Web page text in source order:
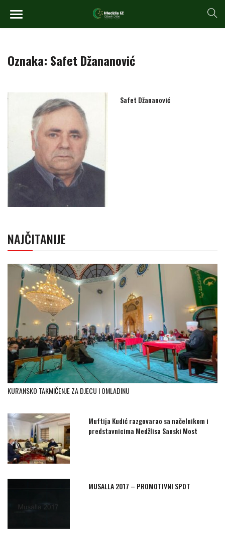
Oznaka: Safet Džananović
Safet Džananović
NAJČITANIJE
KUR'ANSKO TAKMIČENJE ZA DJECU I OMLADINU
Muftija Kudić razgovarao sa načelnikom i
predstavnicima Medžlisa Sanski Most
MUSALLA 2017 – PROMOTIVNI SPOT